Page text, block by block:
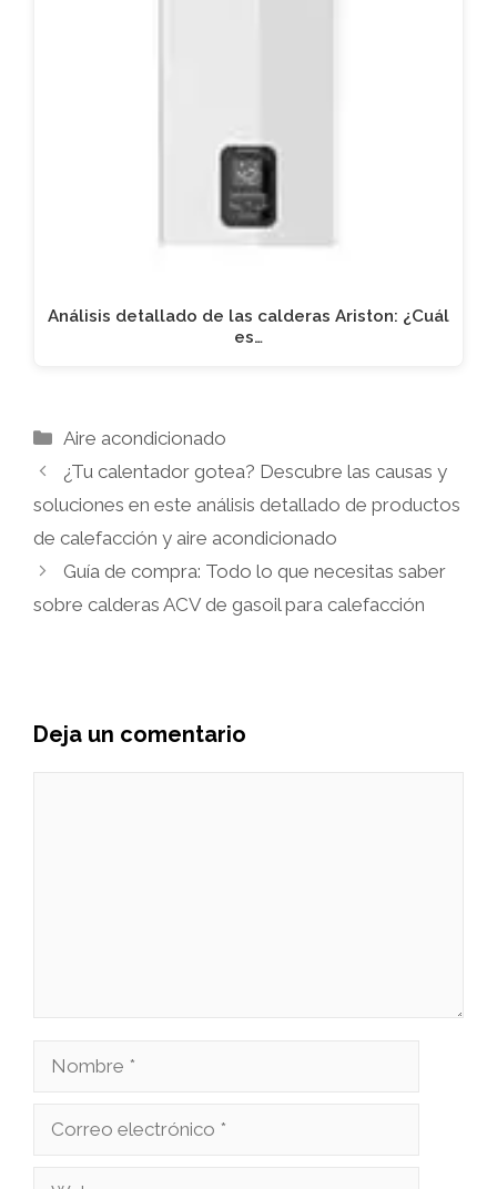
Análisis detallado de las calderas Ariston: ¿Cuál
es…
Categorías
Aire acondicionado
¿Tu calentador gotea? Descubre las causas y
soluciones en este análisis detallado de productos
de calefacción y aire acondicionado
Guía de compra: Todo lo que necesitas saber
sobre calderas ACV de gasoil para calefacción
Deja un comentario
Nombre
Correo
Web